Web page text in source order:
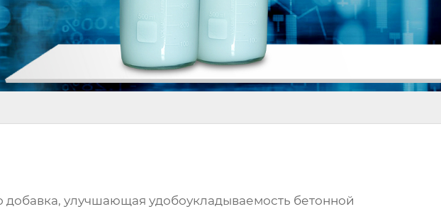
добавка, улучшающая удобоукладываемость бетонной